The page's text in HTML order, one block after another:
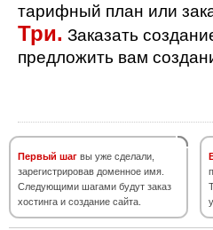
тарифный план или
Три. Заказать
предложить вам
Первый шаг вы уже сделали,
зарегистрировав доменное имя.
Следующими шагами будут заказ
хостинга и создание сайта.